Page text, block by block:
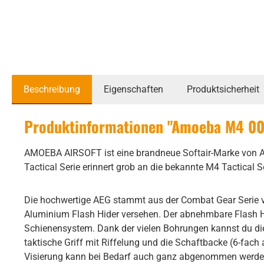
Beschreibung Eigenschaften Produktsicherheit
Produktinformationen "Amoeba M4
AMOEBA AIRSOFT ist eine brandneue Softair-Marke
Tactical Serie erinnert grob an die bekannte M4 Tactical
Die hochwertige AEG stammt aus der Combat Gear
Aluminium Flash Hider versehen. Der abnehmbare
Schienensystem. Dank der vielen Bohrungen kannst du
taktische Griff mit Riffelung und die Schaftbacke (6-fach
Visierung kann bei Bedarf auch ganz abgenommen